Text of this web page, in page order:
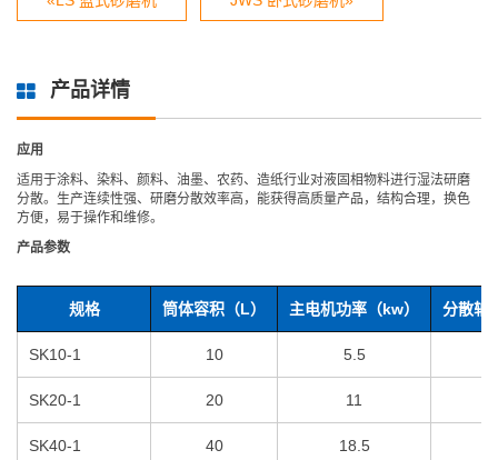
产品详情
应用
适用于涂料、染料、颜料、油墨、农药、造纸行业对液固相物料进行湿法研磨
分散。生产连续性强、研磨分散效率高，能获得高质量产品，结构合理，换色
方便，易于操作和维修。
产品参数
规格 筒体容积（L） 主电机功率（kw） 分散轴
SK10-1 10 5.5
SK20-1 20 11
SK40-1 40 18.5